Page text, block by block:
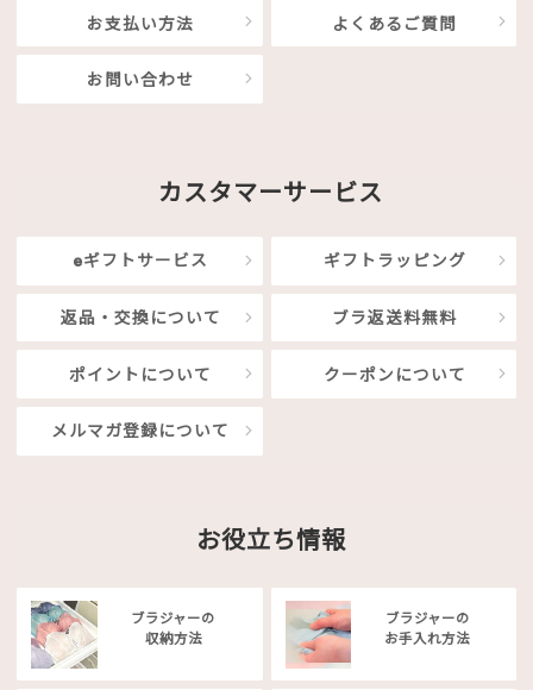
お支払い方法 よくあるご質問
お問い合わせ
カスタマーサービス
eギフトサービス ギフトラッピング
返品・交換について ブラ返送料無料
ポイントについて クーポンについて
メルマガ登録について
お役立ち情報
ブラジャーの
収納方法
ブラジャーの
お手入れ方法